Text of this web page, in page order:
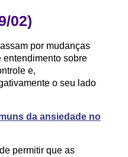
02)
por mudanças
entendimento sobre
e,
o seu lado
da ansiedade no
permitir que as